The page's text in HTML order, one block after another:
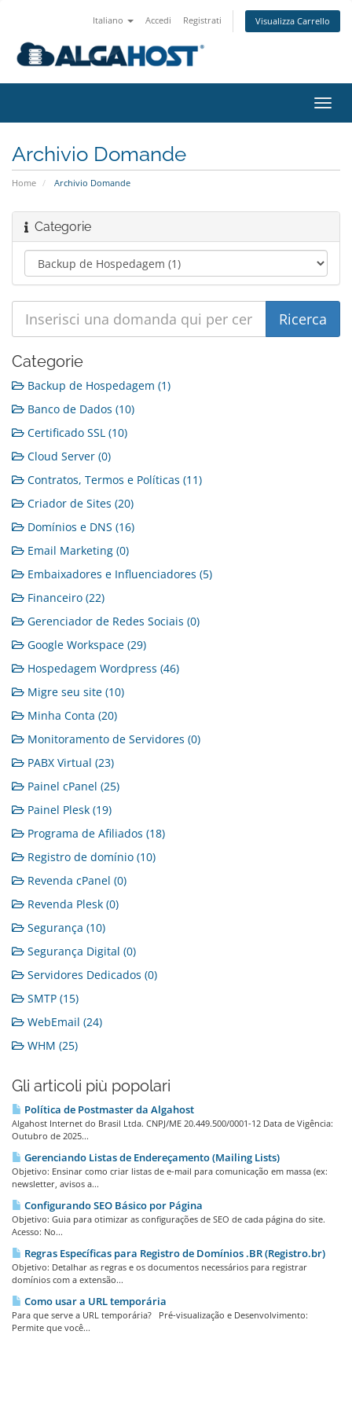
Italiano Accedi Registrati Visualizza Carrello
Attiva
Archivio Domande
Home Archivio Domande
Categorie
Categorie
Backup de Hospedagem (1)
Banco de Dados (10)
Certificado SSL (10)
Cloud Server (0)
Contratos, Termos e Políticas (11)
Criador de Sites (20)
Domínios e DNS (16)
Email Marketing (0)
Embaixadores e Influenciadores (5)
Financeiro (22)
Gerenciador de Redes Sociais (0)
Google Workspace (29)
Hospedagem Wordpress (46)
Migre seu site (10)
Minha Conta (20)
Monitoramento de Servidores (0)
PABX Virtual (23)
Painel cPanel (25)
Painel Plesk (19)
Programa de Afiliados (18)
Registro de domínio (10)
Revenda cPanel (0)
Revenda Plesk (0)
Segurança (10)
Segurança Digital (0)
Servidores Dedicados (0)
SMTP (15)
WebEmail (24)
WHM (25)
Gli articoli più popolari
Política de Postmaster da Algahost
Algahost Internet do Brasil Ltda. CNPJ/ME 20.449.500/0001-12 Data de Vigência:
Outubro de 2025...
Gerenciando Listas de Endereçamento (Mailing Lists)
Objetivo: Ensinar como criar listas de e-mail para comunicação em massa (ex:
newsletter, avisos a...
Configurando SEO Básico por Página
Objetivo: Guia para otimizar as configurações de SEO de cada página do site.
Acesso: No...
Regras Específicas para Registro de Domínios .BR (Registro.br)
Objetivo: Detalhar as regras e os documentos necessários para registrar
domínios com a extensão...
Como usar a URL temporária
Para que serve a URL temporária? Pré-visualização e Desenvolvimento:
Permite que você...